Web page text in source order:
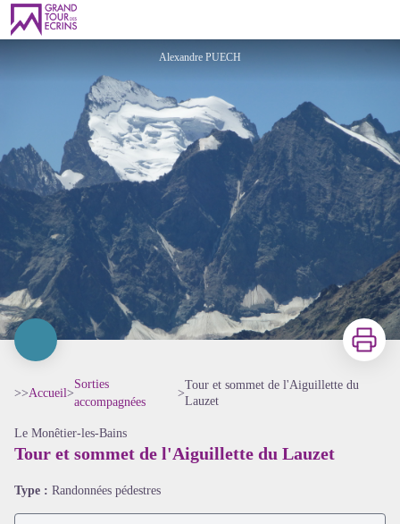
Tour et sommet de l'Aiguillette du Lauzet
Alexandre PUECH
Imprimer
>>Accueil>
Sorties
accompagnées
>
Tour et sommet de l'Aiguillette du
Lauzet
Le Monêtier-les-Bains
Tour et sommet de l'Aiguillette du Lauzet
Type : Randonnées pédestres